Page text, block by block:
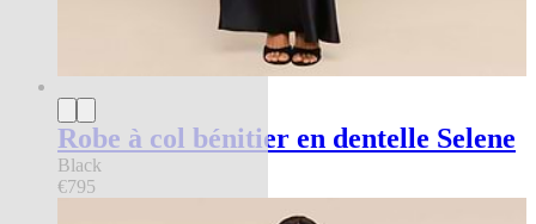
Robe à col bénitier en dentelle Selene
Black
€795